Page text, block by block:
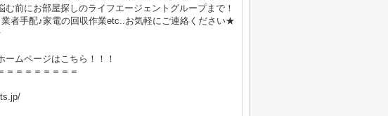
前にお部屋探しのライフエージェントグループまで！
者手配♪家電の回収作業etc..お気軽にご連絡ください★
ムページはこちら！！！
＝＝＝＝＝＝＝＝